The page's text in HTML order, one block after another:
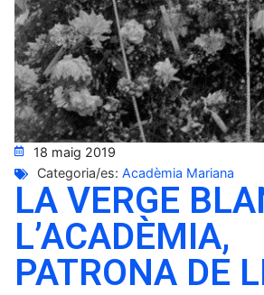
18 maig 2019
Categoria/es: Acadèmia Mariana
LA VERGE
L’ACADÈMIA,
PATRONA DE